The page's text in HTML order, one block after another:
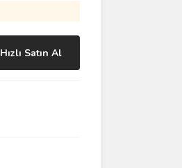
Hızlı Satın Al